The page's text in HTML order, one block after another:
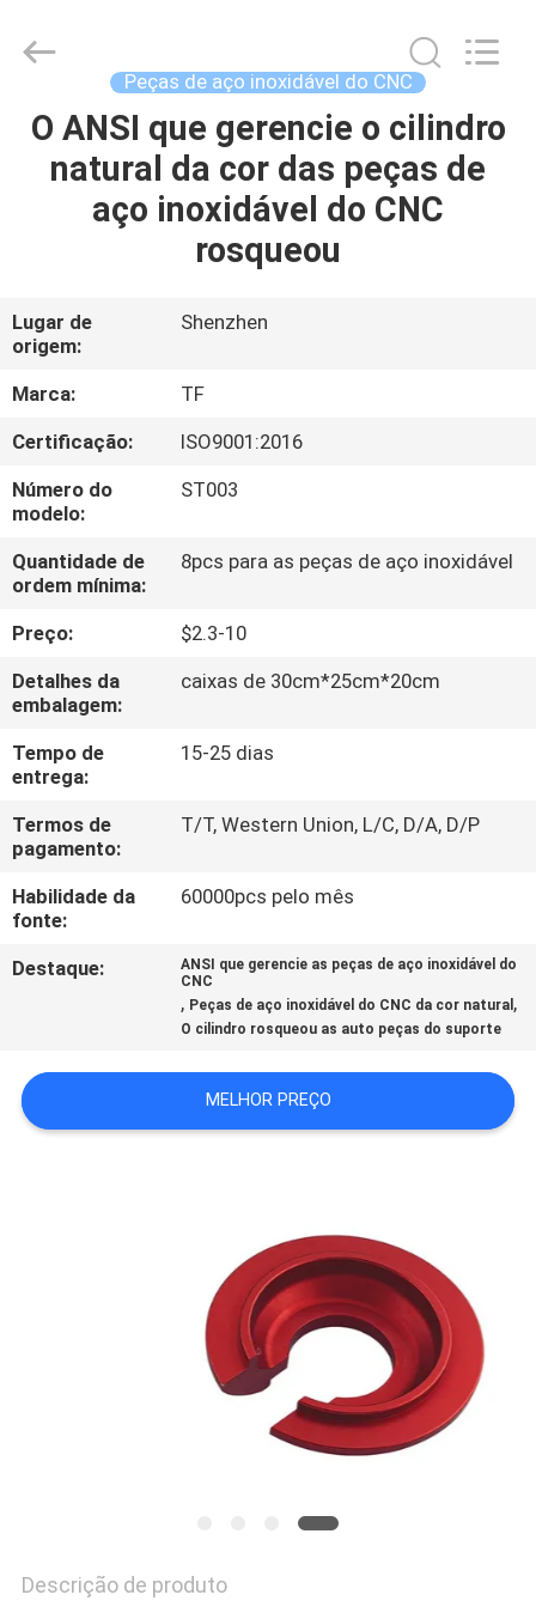
PARA
CASA
SOBRE
NÓS
VISITA
À
FÁBRICA
CONTROLE
DE
QUALIDADE
CONTACTE-
NOS
NOTÍCIAS
UM
ORÇAMENTO
MAPA
DO
PRIVACIDADE
Tuofa
Technology
Rights
Reserved.
Peças de aço inoxidável do CNC
O ANSI que gerencie o cilindro
natural da cor das peças de
aço inoxidável do CNC
rosqueou
Lugar de
origem:
Shenzhen
Marca:
TF
Certificação:
ISO9001:2016
Número do
modelo:
ST003
Quantidade de
ordem mínima:
8pcs para as peças de aço inoxidável
Preço:
$2.3-10
Detalhes da
embalagem:
caixas de 30cm*25cm*20cm
Tempo de
entrega:
15-25 dias
Termos de
pagamento:
T/T, Western Union, L/C, D/A, D/P
Habilidade da
fonte:
60000pcs pelo mês
Destaque:
ANSI que gerencie as peças de aço inoxidável do
CNC
, Peças de aço inoxidável do CNC da cor natural ,
O cilindro rosqueou as auto peças do suporte
MELHOR PREÇO
Descrição de produto